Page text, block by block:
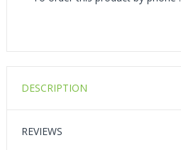
DESCRIPTION
REVIEWS